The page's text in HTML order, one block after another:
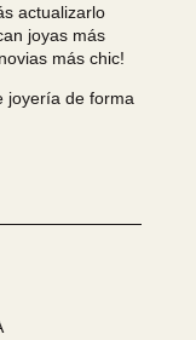
actualizarlo
joyas más
más chic!
joyería de forma